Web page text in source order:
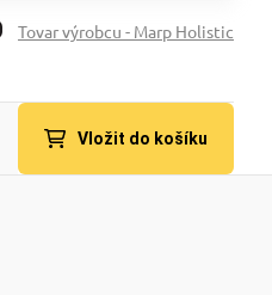
Tovar výrobcu - Marp Holistic
Vložit do košíku